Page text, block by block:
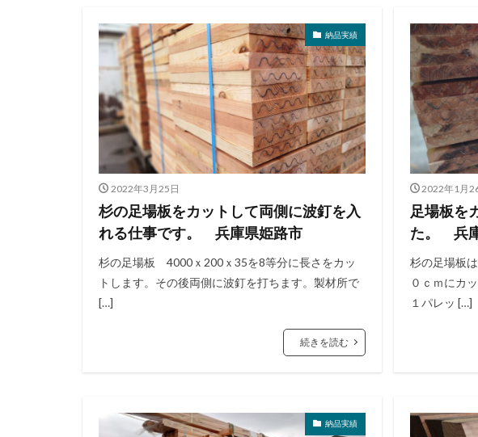
納品実績
2022年3月25日
杉の足場板をカットして両側に波釘を入
れる仕事です。 兵庫県姫路市
杉の足場板 4000ｘ200ｘ35を8等分に長さをカッ
トします。その後両側に波釘を打ちます。製材所で
[…]
続きを読む
2022年1月
足場板を
た。 兵
杉の足場板
０ｃｍにカ
１パレッ […]
納品実績